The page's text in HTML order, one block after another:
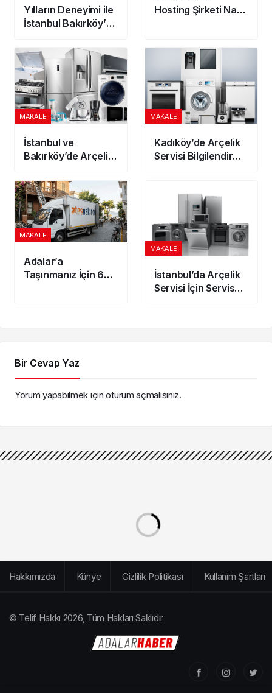
Yılların Deneyimi ile
İstanbul Bakırköy’de
Hosting Şirketi Nasıl
MAKALE
İstanbul ve
Bakırköy’de Arçelik
Arızalar ve Pratik
Çözüm Adımları
MAKALE
Kadıköy’de Arçelik
Servisi Bilgilendirme
MAKALE
Adalar’a
Taşınmanız İçin 6
MAKALE
İstanbul’da Arçelik
Servisi İçin Servis
Bir Cevap Yaz
Yorum yapabilmek içinoturum açmalısınız.
Hakkımızda Künye Gizlilik Politikası Kullanım Şartları
© Telif Hakkı 2026, Tüm Hakları Saklıdır